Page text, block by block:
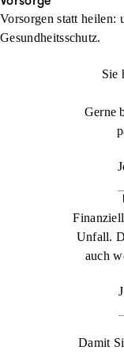
Jetzt
zur Herausforderung
Vorsorgen statt heilen:
Gesundheitsschutz.
Sie
Gerne
Unfall.
auch
Damit